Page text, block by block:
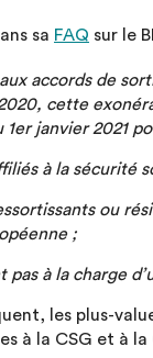
sa FAQ sur le
accords de
cette
1er janvier 2021
à la sécurité
ou
;
pas à la charge
les plus-
à la CSG et à